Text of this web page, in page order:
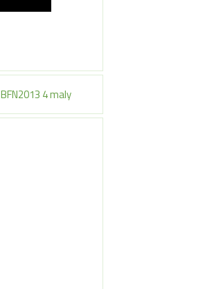
BFN2013 4 maly